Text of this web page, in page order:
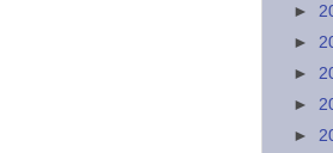
►
►
►
►
►